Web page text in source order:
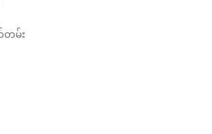
တမ်း